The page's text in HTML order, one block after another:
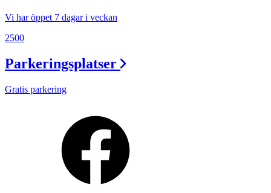
Vi har öppet 7 dagar i veckan
2500
Parkeringsplatser
Gratis parkering